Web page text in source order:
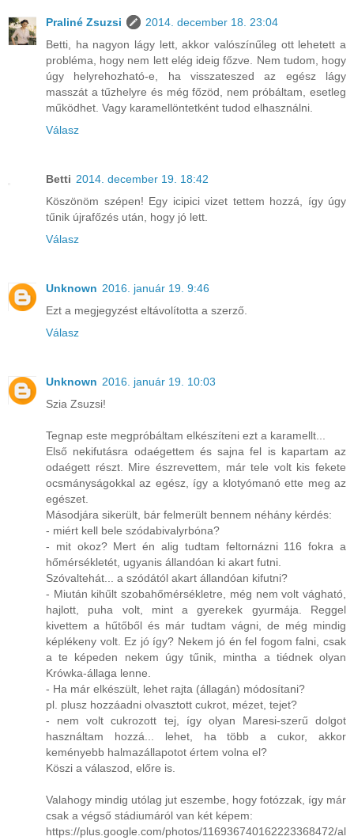
Praliné Zsuzsi
2014. december 18. 23:04
Betti, ha nagyon lágy lett, akkor valószínűleg ott lehetett a
probléma, hogy nem lett elég ideig főzve. Nem tudom, hogy
úgy helyrehozható-e, ha visszateszed az egész lágy
masszát a tűzhelyre és még főzöd, nem próbáltam, esetleg
működhet. Vagy karamellöntetként tudod elhasználni.
Válasz
Betti 2014. december 19. 18:42
Köszönöm szépen! Egy icipici vizet tettem hozzá, így úgy
tűnik újrafőzés után, hogy jó lett.
Válasz
Unknown 2016. január 19. 9:46
Ezt a megjegyzést eltávolította a szerző.
Válasz
Unknown 2016. január 19. 10:03
Szia Zsuzsi!
Tegnap este megpróbáltam elkészíteni ezt a karamellt...
Első nekifutásra odaégettem és sajna fel is kapartam az
odaégett részt. Mire észrevettem, már tele volt kis fekete
ocsmányságokkal az egész, így a klotyómanó ette meg az
egészet.
Másodjára sikerült, bár felmerült bennem néhány kérdés:
- miért kell bele szódabivalyrbóna?
- mit okoz? Mert én alig tudtam feltornázni 116 fokra a
hőmérsékletét, ugyanis állandóan ki akart futni.
Szóvaltehát... a szódától akart állandóan kifutni?
- Miután kihűlt szobahőmérsékletre, még nem volt vágható,
hajlott, puha volt, mint a gyerekek gyurmája. Reggel
kivettem a hűtőből és már tudtam vágni, de még mindig
képlékeny volt. Ez jó így? Nekem jó én fel fogom falni, csak
a te képeden nekem úgy tűnik, mintha a tiédnek olyan
Krówka-állaga lenne.
- Ha már elkészült, lehet rajta (állagán) módosítani?
pl. plusz hozzáadni olvasztott cukrot, mézet, tejet?
- nem volt cukrozott tej, így olyan Maresi-szerű dolgot
használtam hozzá... lehet, ha több a cukor, akkor
keményebb halmazállapotot értem volna el?
Köszi a válaszod, előre is.
Valahogy mindig utólag jut eszembe, hogy fotózzak, így már
csak a végső stádiumáról van két képem:
https://plus.google.com/photos/116936740162223368472/al